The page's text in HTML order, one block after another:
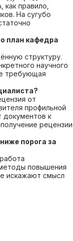
правило,
На сугубо
план кафедра
структуру.
научного
требующая
от
профильной
документов к
рецензии
порога за
повышения
искажают смысл